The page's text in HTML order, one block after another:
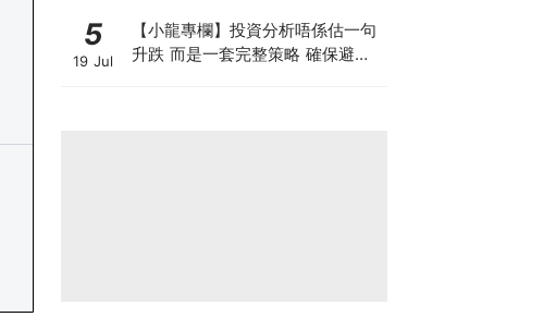
5
19 Jul
【小龍專欄】投資分析唔係估一句
升跌 而是一套完整策略 確保避開